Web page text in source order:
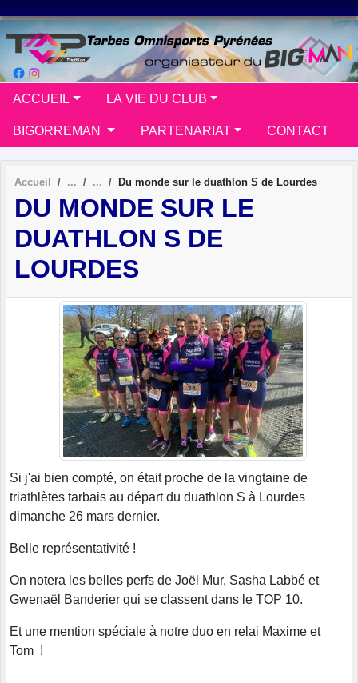
ACCUEIL LA VIE DU CLUB
BIGORREMAN PARTENARIAT CONTACT
Accueil Du monde sur le duathlon S de Lourdes
DU MONDE SUR LE
DUATHLON S DE
LOURDES
Si j'ai bien compté, on était proche de la vingtaine de
triathlètes tarbais au départ du duathlon S à Lourdes
dimanche 26 mars dernier.
Belle représentativité !
On notera les belles perfs de Joël Mur, Sasha Labbé et
Gwenaël Banderier qui se classent dans le TOP 10.
Et une mention spéciale à notre duo en relai Maxime et
Tom !